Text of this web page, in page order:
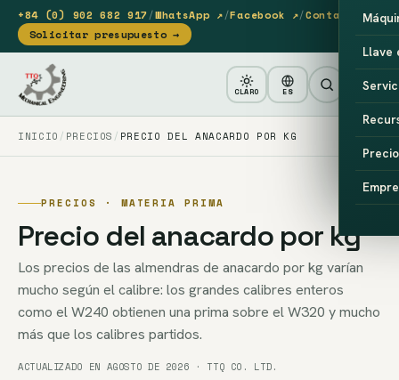
+84 (0) 902 682 917/WhatsApp ↗/Facebook ↗/Contacto
Solicitar presupuesto →
Llave
CLARO ES
INICIO PRECIOS PRECIO DEL ANACARDO POR KG
PRECIOS · MATERIA PRIMA
Precio del anacardo por kg
Los precios de las almendras de anacardo por kg varían
mucho según el calibre: los grandes calibres enteros
como el W240 obtienen una prima sobre el W320 y mucho
más que los calibres partidos.
ACTUALIZADO EN AGOSTO DE 2026 · TTQ CO. LTD.